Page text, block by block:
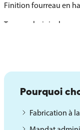
Finition fourreau en
Traverse bois incluse
avant l’ajout au
Oriflamme du
Pour répondre aux
collectivités ou
Pourquoi
Fabrication à